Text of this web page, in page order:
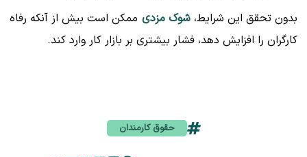
بدون تحقق این شرایط،شوک مزدی ممکن است بیش از آنکه رفاه
کارگران را افزایش دهد، فشار بیشتری بر بازار کار وارد کند.
حقوق کارمندان